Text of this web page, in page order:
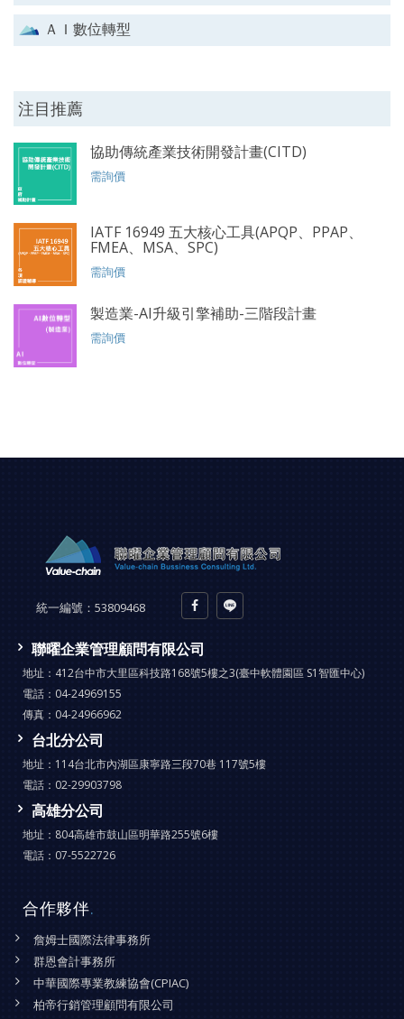
ＡＩ數位轉型
注目推薦
協助傳統產業技術開發計畫(CITD)
需詢價
IATF 16949 五大核心工具(APQP、PPAP、
FMEA、MSA、SPC)
需詢價
製造業-AI升級引擎補助-三階段計畫
需詢價
統一編號： 53809468
聯曜企業管理顧問有限公司
地址： 412台中市大里區科技路168號5樓之3(臺中軟體園區 S1智匯中心)
電話： 04-24969155
傳真： 04-24966962
台北分公司
地址： 114台北市內湖區康寧路三段70巷 117號5樓
電話： 02-29903798
高雄分公司
地址： 804高雄市鼓山區明華路255號6樓
電話： 07-5522726
合作夥伴.
詹姆士國際法律事務所
群恩會計事務所
中華國際專業教練協會(CPIAC)
柏帝行銷管理顧問有限公司